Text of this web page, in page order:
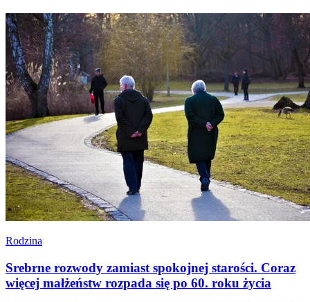
Rodzina
Srebrne rozwody zamiast spokojnej starości. Coraz
więcej małżeństw rozpada się po 60. roku życia